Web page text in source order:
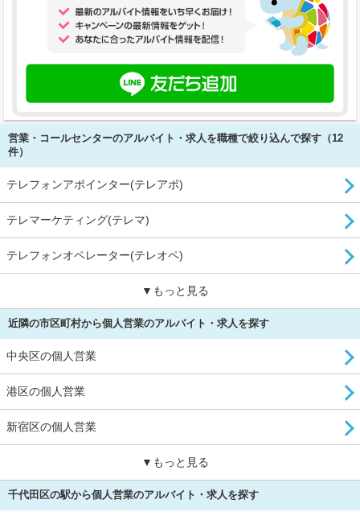
営業・コールセンターのアルバイト・求人を職種で絞り込んで探す（12
件）
テレフォンアポインター(テレアポ)
テレマーケティング(テレマ)
テレフォンオペレーター(テレオペ)
▼もっと見る
近隣の市区町村から個人営業のアルバイト・求人を探す
中央区の個人営業
港区の個人営業
新宿区の個人営業
▼もっと見る
千代田区の駅から個人営業のアルバイト・求人を探す